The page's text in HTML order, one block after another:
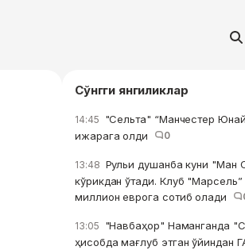
Сўнгги янгиликлар
14:45 "Сельта" “Манчестер
ижарага олди
0
13:48 Рульи душанба куни "Ман
кўрикдан ўтади. Клуб
миллион еврога сотиб олади
13:05 "Навбаҳор" Наманганда
ҳисобда мағлуб этган ўйиндан